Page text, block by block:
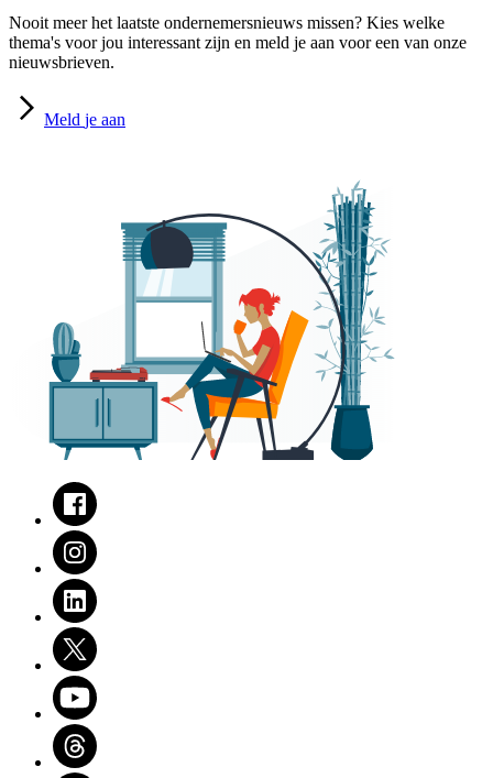
Nooit meer het laatste ondernemersnieuws missen? Kies welke
thema's voor jou interessant zijn en meld je aan voor een van onze
nieuwsbrieven.
Meld je aan
Facebook
Instagram
LinkedIn
Twitter
Youtube
Threads